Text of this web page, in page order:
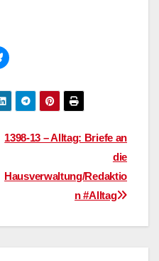
1398-13 – Alltag: Briefe an
die
Hausverwaltung/Redaktio
n #Alltag